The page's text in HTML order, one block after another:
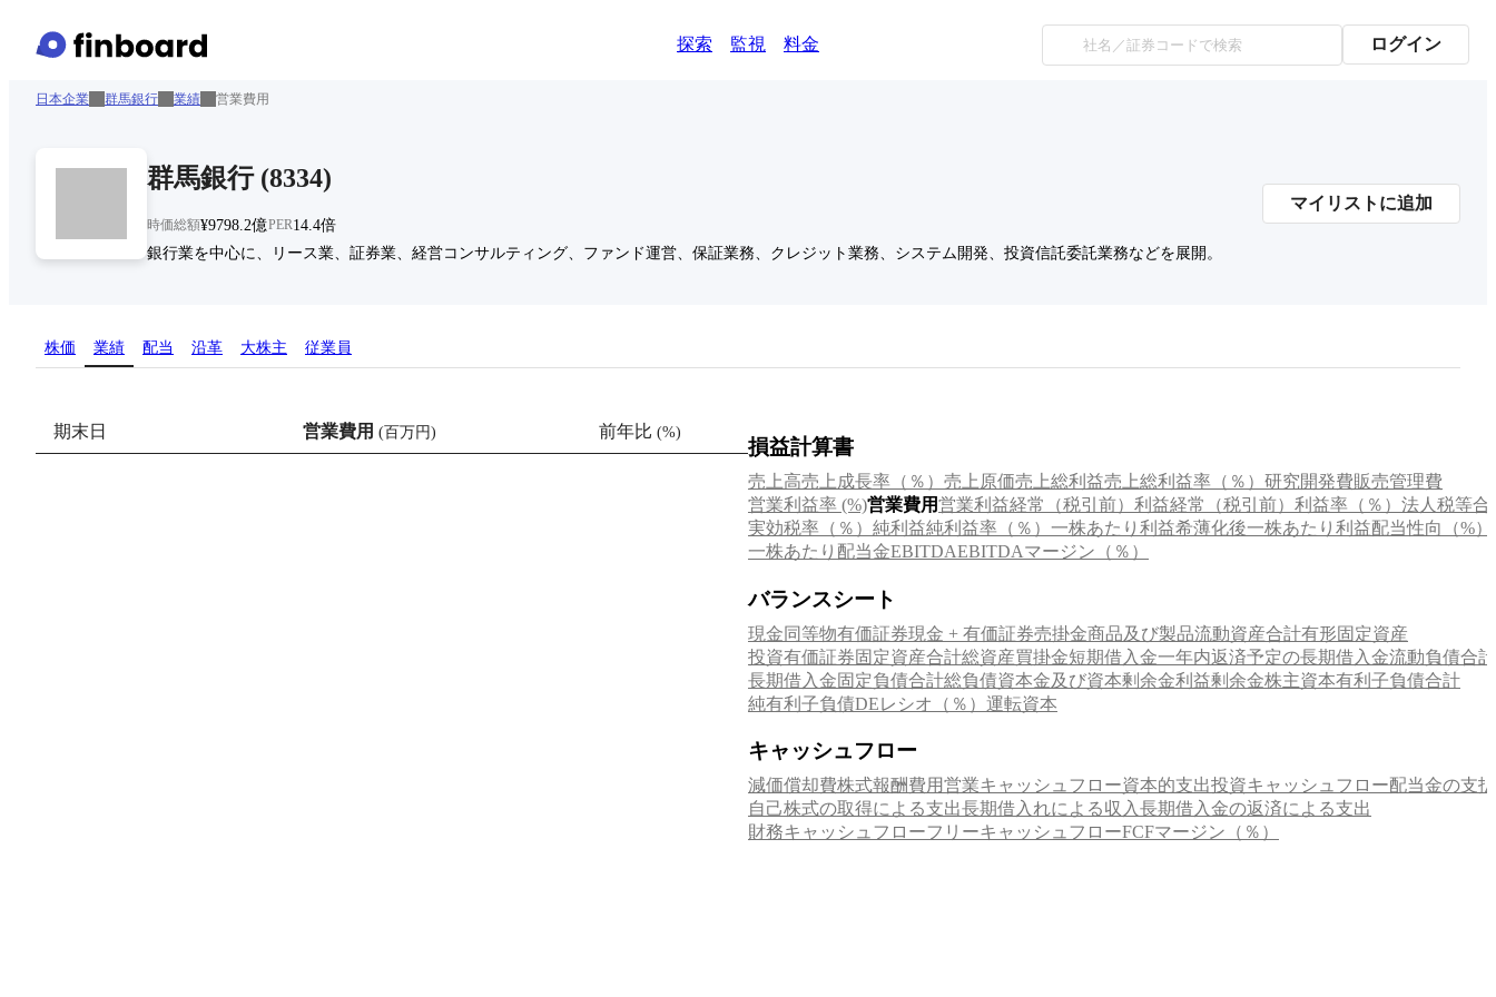
探索 監視 料金 ログイン
日本企業 群馬銀行 業績 営業費用
群馬銀行(8334)
時価総額¥9798.2億PER14.4倍
銀行業を中心に、リース業、証券業、経営コンサルティング、ファンド運営、保証業務、クレジット業務、システム開発、投資信託委託業務などを展開。
マイリストに追加
株価 業績 配当 沿革 大株主 従業員
期末日 営業費用 (百万円) 前年比 (%)
損益計算書
売上高売上成長率（％） 売上原価売上総利益売上総利益率（％） 研究開発費販売管理費
営業利益率 (%)営業費用営業利益経常（税引前）利益経常（税引前）利益率（％） 法人税等合
実効税率（％） 純利益純利益率（％） 一株あたり利益希薄化後一株あたり利益配当性向（%）
一株あたり配当金EBITDAEBITDAマージン（％）
バランスシート
現金同等物有価証券現金 + 有価証券売掛金商品及び製品流動資産合計有形固定資産
投資有価証券固定資産合計総資産買掛金短期借入金一年内返済予定の長期借入金流動負債合計
長期借入金固定負債合計総負債資本金及び資本剰余金利益剰余金株主資本有利子負債合計
純有利子負債DEレシオ（％） 運転資本
キャッシュフロー
減価償却費株式報酬費用営業キャッシュフロー資本的支出投資キャッシュフロー配当金の支
自己株式の取得による支出長期借入れによる収入長期借入金の返済による支出
財務キャッシュフローフリーキャッシュフローFCFマージン（％）